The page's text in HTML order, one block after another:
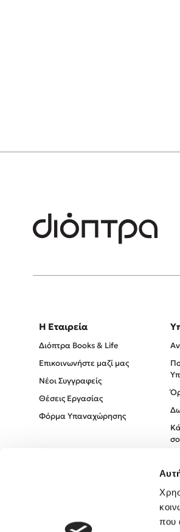
που
Η Εταιρεία
Διόπτρα Books & Life
Επικοινωνήστε μαζί μας
Νέοι Συγγραφείς
Θέσεις Εργασίας
Φόρμα Υπαναχώρησης